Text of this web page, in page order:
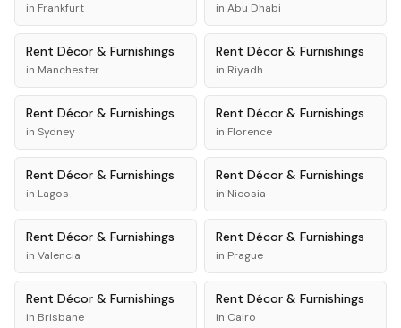
in Frankfurt in Abu Dhabi
Rent Décor & Furnishings
in Manchester
Rent Décor & Furnishings
in Riyadh
Rent Décor & Furnishings
in Sydney
Rent Décor & Furnishings
in Florence
Rent Décor & Furnishings
in Lagos
Rent Décor & Furnishings
in Nicosia
Rent Décor & Furnishings
in Valencia
Rent Décor & Furnishings
in Prague
Rent Décor & Furnishings
in Brisbane
Rent Décor & Furnishings
in Cairo